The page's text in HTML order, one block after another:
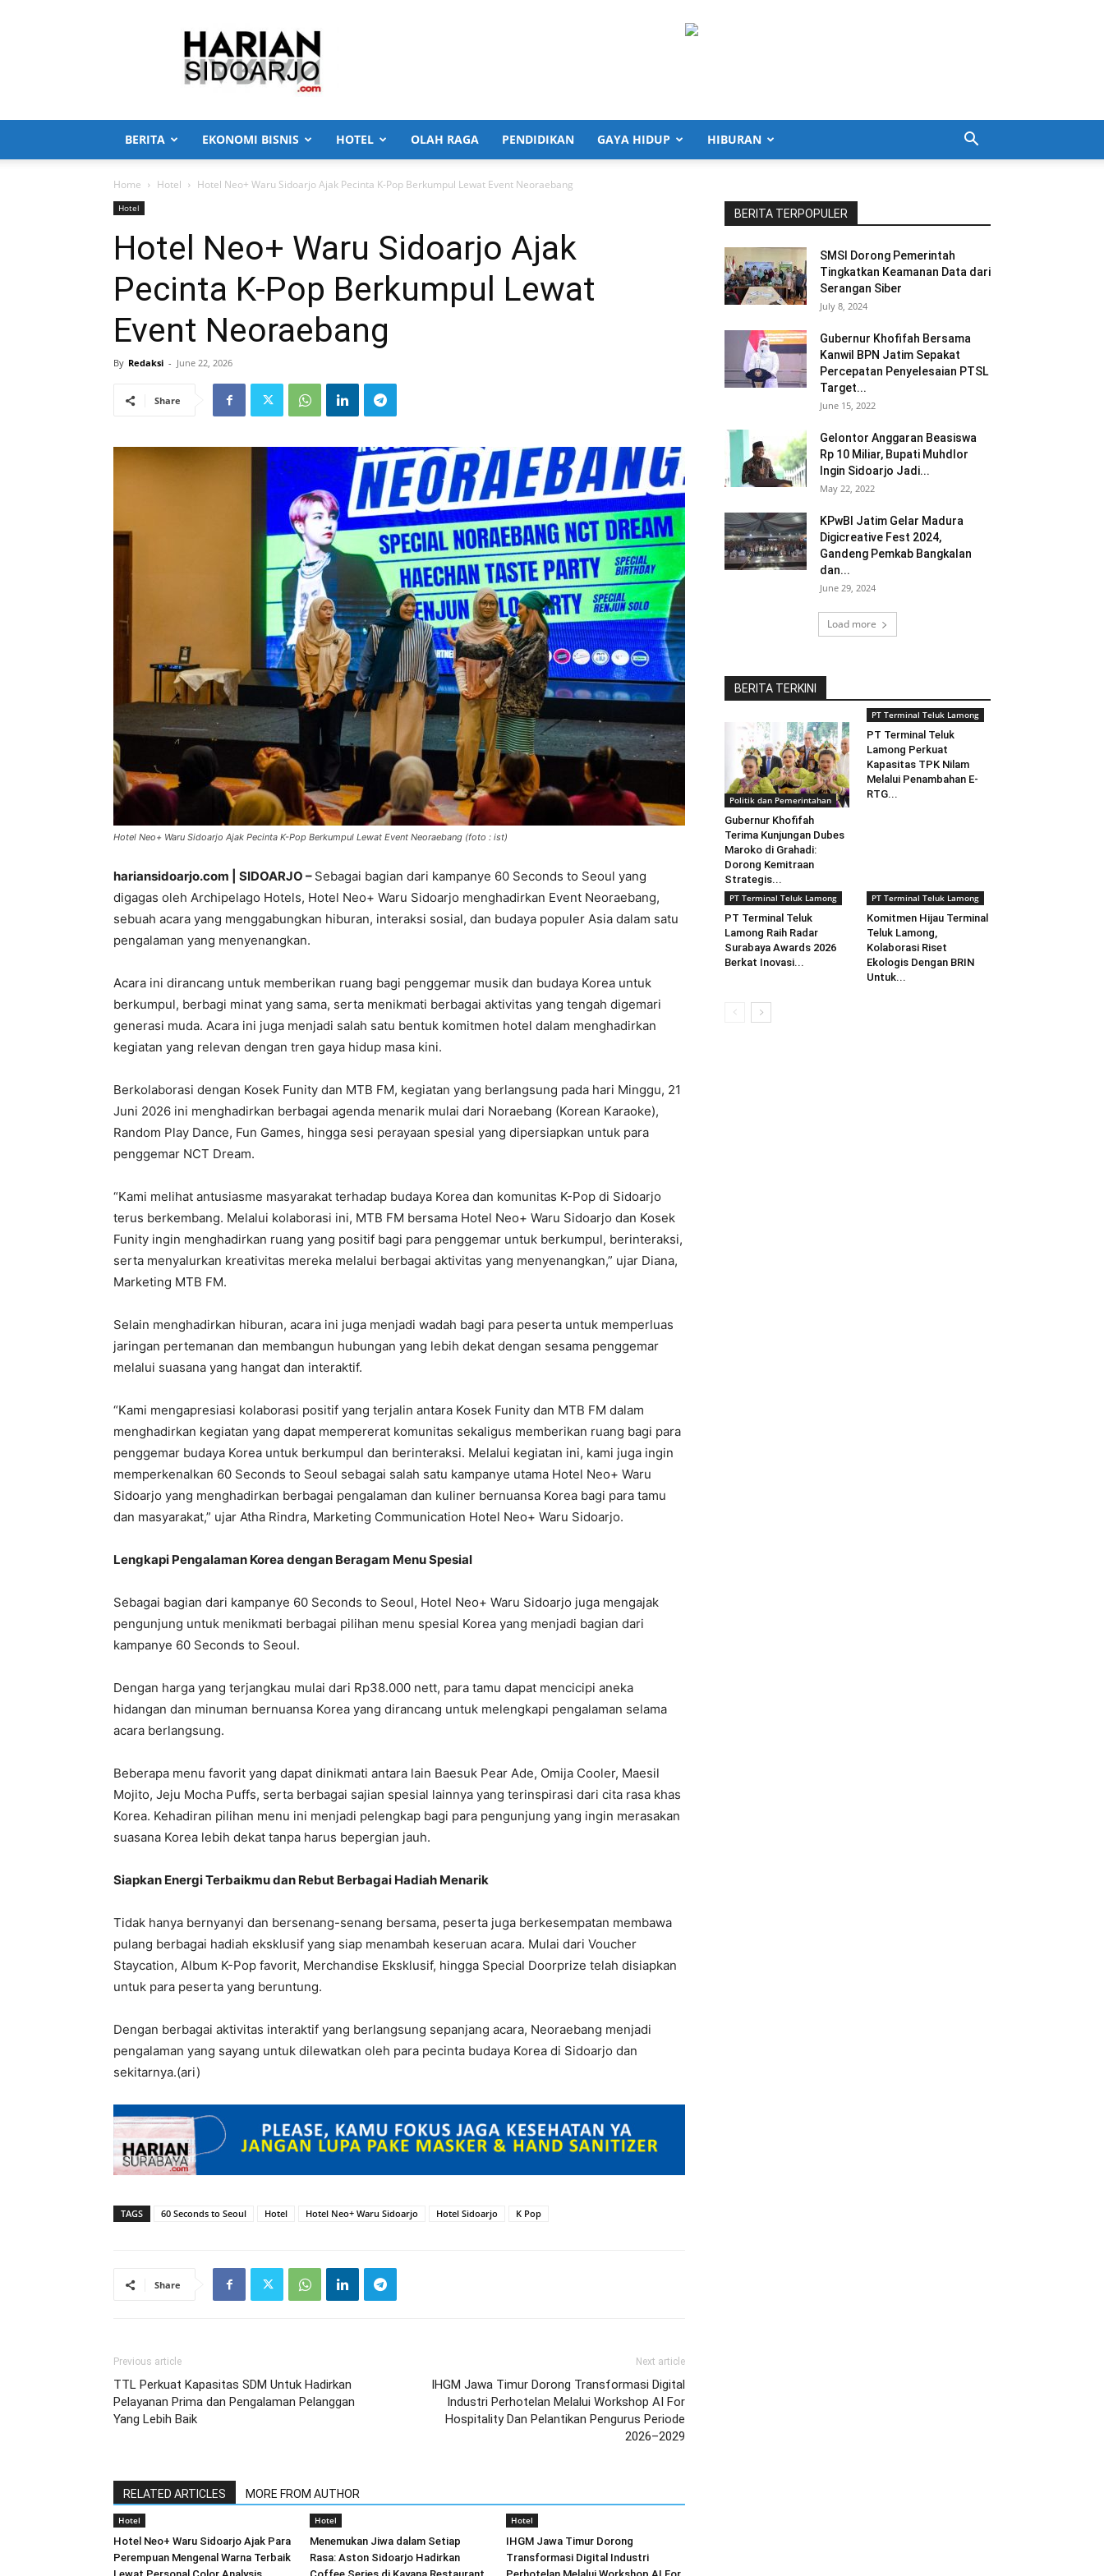
Harian
Sidoarjo
BERITA EKONOMI BISNIS HOTEL OLAH RAGA PENDIDIKAN GAYA HIDUP HIBURAN
Home Hotel Hotel Neo+ Waru Sidoarjo Ajak Pecinta K-Pop Berkumpul Lewat Event Neoraebang
Hotel
Hotel Neo+ Waru Sidoarjo Ajak
Pecinta K-Pop Berkumpul Lewat
Event Neoraebang
By Redaksi - June 22, 2026
Share
Hotel Neo+ Waru Sidoarjo Ajak Pecinta K-Pop Berkumpul Lewat Event Neoraebang (foto : ist)
hariansidoarjo.com | SIDOARJO – Sebagai bagian dari kampanye 60 Seconds to Seoul yang
digagas oleh Archipelago Hotels, Hotel Neo+ Waru Sidoarjo menghadirkan Event Neoraebang,
sebuah acara yang menggabungkan hiburan, interaksi sosial, dan budaya populer Asia dalam satu
pengalaman yang menyenangkan.
Acara ini dirancang untuk memberikan ruang bagi penggemar musik dan budaya Korea untuk
berkumpul, berbagi minat yang sama, serta menikmati berbagai aktivitas yang tengah digemari
generasi muda. Acara ini juga menjadi salah satu bentuk komitmen hotel dalam menghadirkan
kegiatan yang relevan dengan tren gaya hidup masa kini.
Berkolaborasi dengan Kosek Funity dan MTB FM, kegiatan yang berlangsung pada hari Minggu, 21
Juni 2026 ini menghadirkan berbagai agenda menarik mulai dari Noraebang (Korean Karaoke),
Random Play Dance, Fun Games, hingga sesi perayaan spesial yang dipersiapkan untuk para
penggemar NCT Dream.
“Kami melihat antusiasme masyarakat terhadap budaya Korea dan komunitas K-Pop di Sidoarjo
terus berkembang. Melalui kolaborasi ini, MTB FM bersama Hotel Neo+ Waru Sidoarjo dan Kosek
Funity ingin menghadirkan ruang yang positif bagi para penggemar untuk berkumpul, berinteraksi,
serta menyalurkan kreativitas mereka melalui berbagai aktivitas yang menyenangkan,” ujar Diana,
Marketing MTB FM.
Selain menghadirkan hiburan, acara ini juga menjadi wadah bagi para peserta untuk memperluas
jaringan pertemanan dan membangun hubungan yang lebih dekat dengan sesama penggemar
melalui suasana yang hangat dan interaktif.
“Kami mengapresiasi kolaborasi positif yang terjalin antara Kosek Funity dan MTB FM dalam
menghadirkan kegiatan yang dapat mempererat komunitas sekaligus memberikan ruang bagi para
penggemar budaya Korea untuk berkumpul dan berinteraksi. Melalui kegiatan ini, kami juga ingin
memperkenalkan 60 Seconds to Seoul sebagai salah satu kampanye utama Hotel Neo+ Waru
Sidoarjo yang menghadirkan berbagai pengalaman dan kuliner bernuansa Korea bagi para tamu
dan masyarakat,” ujar Atha Rindra, Marketing Communication Hotel Neo+ Waru Sidoarjo.
Lengkapi Pengalaman Korea dengan Beragam Menu Spesial
Sebagai bagian dari kampanye 60 Seconds to Seoul, Hotel Neo+ Waru Sidoarjo juga mengajak
pengunjung untuk menikmati berbagai pilihan menu spesial Korea yang menjadi bagian dari
kampanye 60 Seconds to Seoul.
Dengan harga yang terjangkau mulai dari Rp38.000 nett, para tamu dapat mencicipi aneka
hidangan dan minuman bernuansa Korea yang dirancang untuk melengkapi pengalaman selama
acara berlangsung.
Beberapa menu favorit yang dapat dinikmati antara lain Baesuk Pear Ade, Omija Cooler, Maesil
Mojito, Jeju Mocha Puffs, serta berbagai sajian spesial lainnya yang terinspirasi dari cita rasa khas
Korea. Kehadiran pilihan menu ini menjadi pelengkap bagi para pengunjung yang ingin merasakan
suasana Korea lebih dekat tanpa harus bepergian jauh.
Siapkan Energi Terbaikmu dan Rebut Berbagai Hadiah Menarik
Tidak hanya bernyanyi dan bersenang-senang bersama, peserta juga berkesempatan membawa
pulang berbagai hadiah eksklusif yang siap menambah keseruan acara. Mulai dari Voucher
Staycation, Album K-Pop favorit, Merchandise Eksklusif, hingga Special Doorprize telah disiapkan
untuk para peserta yang beruntung.
Dengan berbagai aktivitas interaktif yang berlangsung sepanjang acara, Neoraebang menjadi
pengalaman yang sayang untuk dilewatkan oleh para pecinta budaya Korea di Sidoarjo dan
sekitarnya.(ari)
TAGS 60 Seconds to Seoul Hotel Hotel Neo+ Waru Sidoarjo Hotel Sidoarjo K Pop
Share
Previous article
TTL Perkuat Kapasitas SDM Untuk Hadirkan
Pelayanan Prima dan Pengalaman Pelanggan
Yang Lebih Baik
Next article
IHGM Jawa Timur Dorong Transformasi Digital
Industri Perhotelan Melalui Workshop AI For
Hospitality Dan Pelantikan Pengurus Periode
2026–2029
RELATED ARTICLES MORE FROM AUTHOR
Hotel
Hotel Neo+ Waru Sidoarjo Ajak Para
Perempuan Mengenal Warna Terbaik
Hotel
Menemukan Jiwa dalam Setiap
Rasa: Aston Sidoarjo Hadirkan
Hotel
IHGM Jawa Timur Dorong
Transformasi Digital Industri
BERITA TERPOPULER
SMSI Dorong Pemerintah
Tingkatkan Keamanan Data dari
Serangan Siber
July 8, 2024
Gubernur Khofifah Bersama
Kanwil BPN Jatim Sepakat
Percepatan Penyelesaian PTSL
Target...
June 15, 2022
Gelontor Anggaran Beasiswa
Rp 10 Miliar, Bupati Muhdlor
Ingin Sidoarjo Jadi...
May 22, 2022
KPwBI Jatim Gelar Madura
Digicreative Fest 2024,
Gandeng Pemkab Bangkalan
dan...
June 29, 2024
Load more
BERITA TERKINI
Politik dan Pemerintahan
Gubernur Khofifah
Terima Kunjungan Dubes
Maroko di Grahadi:
Dorong Kemitraan
Strategis...
PT Terminal Teluk Lamong
PT Terminal Teluk
Lamong Perkuat
Kapasitas TPK Nilam
Melalui Penambahan E-
RTG...
PT Terminal Teluk Lamong
PT Terminal Teluk
Lamong Raih Radar
Surabaya Awards 2026
Berkat Inovasi...
PT Terminal Teluk Lamong
Komitmen Hijau Terminal
Teluk Lamong,
Kolaborasi Riset
Ekologis Dengan BRIN
Untuk...